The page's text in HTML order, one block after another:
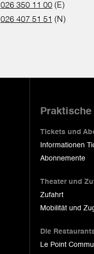
026 350 11 00(E)
026 407 51 51 (N)
Tickets und
Informationen
Abonnemente
Theater und
Zufahrt
Mobilität und
Die
Le Point